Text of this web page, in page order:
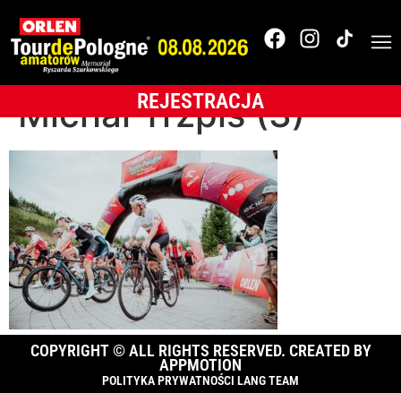
REJESTRACJA
OLTR-2025-
BUKOVINA Resort-
Michał Trzpis (3)
COPYRIGHT © ALL RIGHTS RESERVED. CREATED BY
APPMOTION
POLITYKA PRYWATNOŚCI LANG TEAM